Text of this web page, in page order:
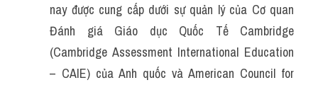
nay được cung cấp dưới sự quản lý của Cơ quan
Đánh giá Giáo dục Quốc Tế Cambridge
(Cambridge Assessment International Education
– CAIE) của Anh quốc và American Council for